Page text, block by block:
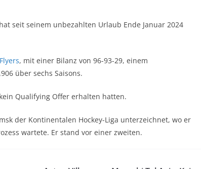
seit seinem unbezahlten Urlaub Ende Januar 2024
, mit einer Bilanz von 96-93-29, einem
über sechs Saisons.
Qualifying Offer erhalten hatten.
der Kontinentalen Hockey-Liga unterzeichnet, wo er
wartete. Er stand vor einer zweiten.